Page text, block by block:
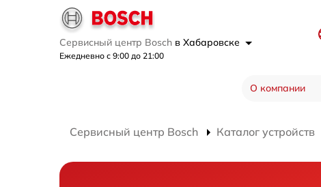
Сервисный центр Bosch в Хабаровске
Ежедневно с 9:00 до 21:00
О компании
Сервисный центр Bosch Каталог устройств